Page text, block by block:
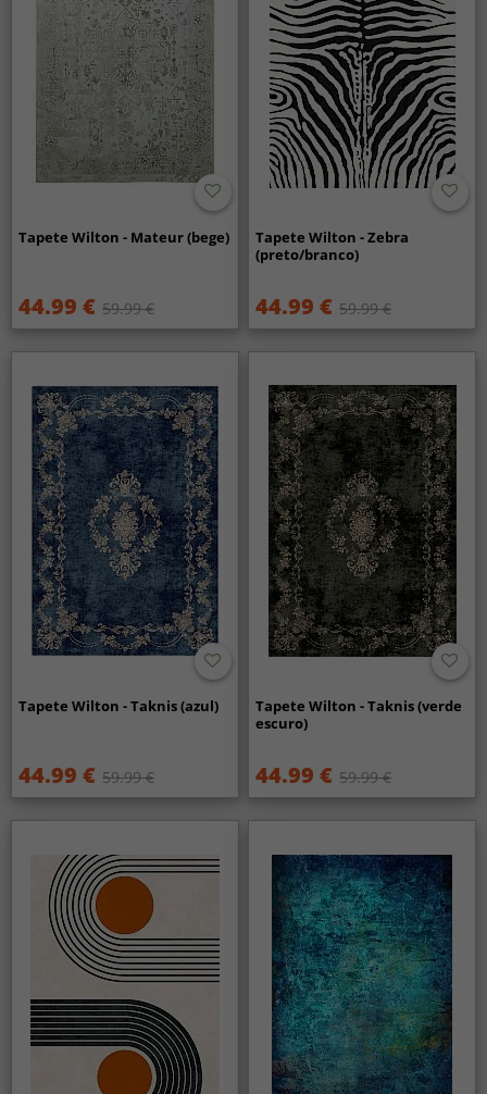
Tapete Wilton - Mateur (bege)
44.99 € 59.99 €
Tapete Wilton - Zebra
(preto/branco)
44.99 € 59.99 €
Tapete Wilton - Taknis (azul)
44.99 € 59.99 €
Tapete Wilton - Taknis (verde
escuro)
44.99 € 59.99 €